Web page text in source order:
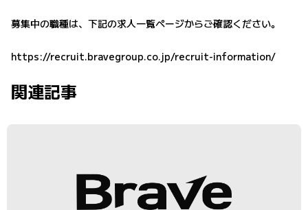
募集中の職種は、下記の求人一覧ページからご確認ください。
https://recruit.bravegroup.co.jp/recruit-information/
関連記事